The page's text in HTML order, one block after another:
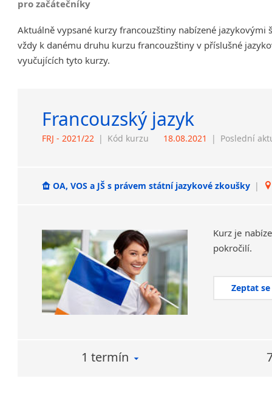
pro začátečníky
Aktuálně vypsané kurzy francouzštiny nabízené
vždy k danému druhu kurzu francouzštiny v příslušné
vyučujících tyto kurzy.
Francouzský jazyk
FRJ - 2021/22 | Kód kurzu 18.08.2021 | Poslední
OA, VOS a JŠ s právem státní jazykové zkoušky |
Kurz je
pokročilí.
Zeptat
1 termín